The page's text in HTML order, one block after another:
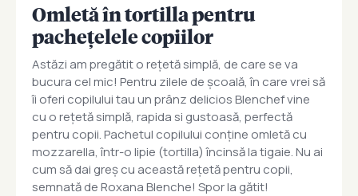
Omletă în tortilla pentru
pachețelele copiilor
Astăzi am pregătit o rețetă simplă, de care se va
bucura cel mic! Pentru zilele de școală, în care vrei să
îi oferi copilului tau un prânz delicios Blenchef vine
cu o rețetă simplă, rapida si gustoasă, perfectă
pentru copii. Pachetul copilului conține omletă cu
mozzarella, într-o lipie (tortilla) încinsă la tigaie. Nu ai
cum să dai greș cu această rețetă pentru copii,
semnată de Roxana Blenche! Spor la gătit!